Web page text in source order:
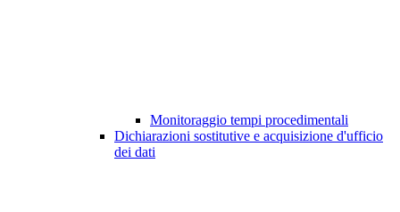
Monitoraggio tempi procedimentali
Dichiarazioni sostitutive e acquisizione d'ufficio
dei dati